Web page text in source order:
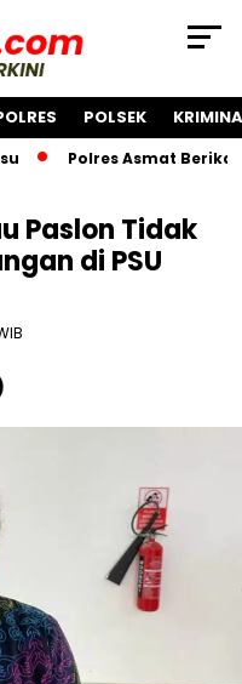
POLSEK
Asmat Berikan
Paslon Tidak
di PSU